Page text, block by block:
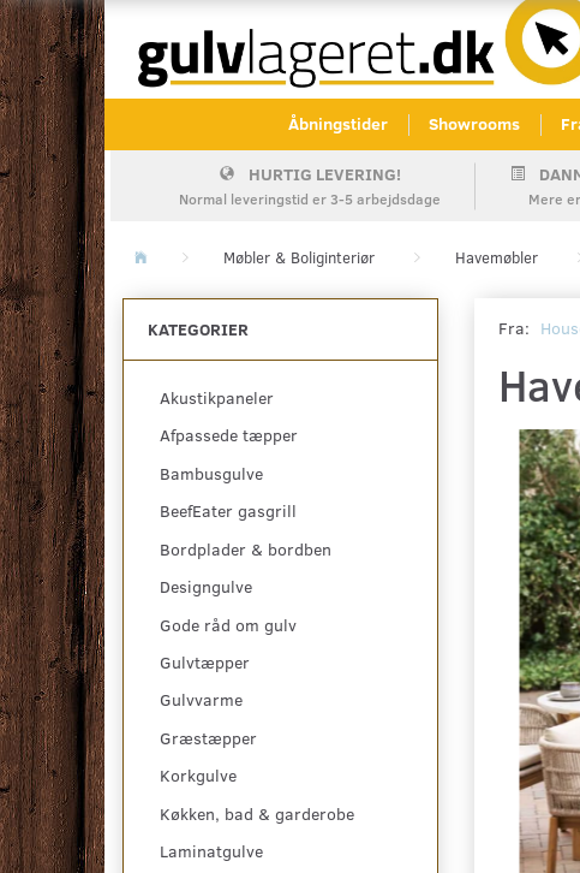
Åbningstider Showrooms
HURTIG LEVERING!
Normal leveringstid er 3-5 arbejdsdage Mere
Møbler & Boliginteriør Havemøbler
KATEGORIER
Akustikpaneler
Afpassede tæpper
Bambusgulve
BeefEater gasgrill
Bordplader & bordben
Designgulve
Gode råd om gulv
Gulvtæpper
Gulvvarme
Græstæpper
Korkgulve
Køkken, bad & garderobe
Laminatgulve
Fra: